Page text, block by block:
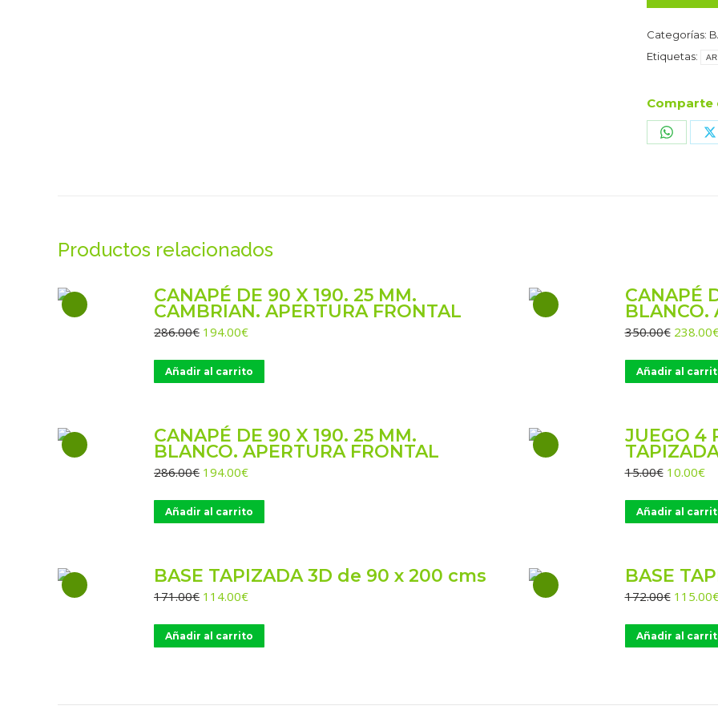
Categorías:
Etiquetas:
Comparte
Share
Productos relacionados
CANAPÉ DE 90 X 190. 25 MM.
CAMBRIAN. APERTURA FRONTAL
286.00€ El
original
era:
194.00€El
actual
es:
Añadir al carrito
CANAPÉ
BLANCO.
350.00€ El
original
era:
238.00
Añadir al
CANAPÉ DE 90 X 190. 25 MM.
BLANCO. APERTURA FRONTAL
286.00€ El
original
era:
194.00€El
actual
es:
Añadir al carrito
JUEGO 4
15.00€ El
original
era:
10.00€El
Añadir al
BASE TAPIZADA 3D de 90 x 200 cms
171.00€ El
original
era:
114.00€El
actual
es:
Añadir al carrito
BASE
172.00€ El
original
era:
115.00
Añadir al